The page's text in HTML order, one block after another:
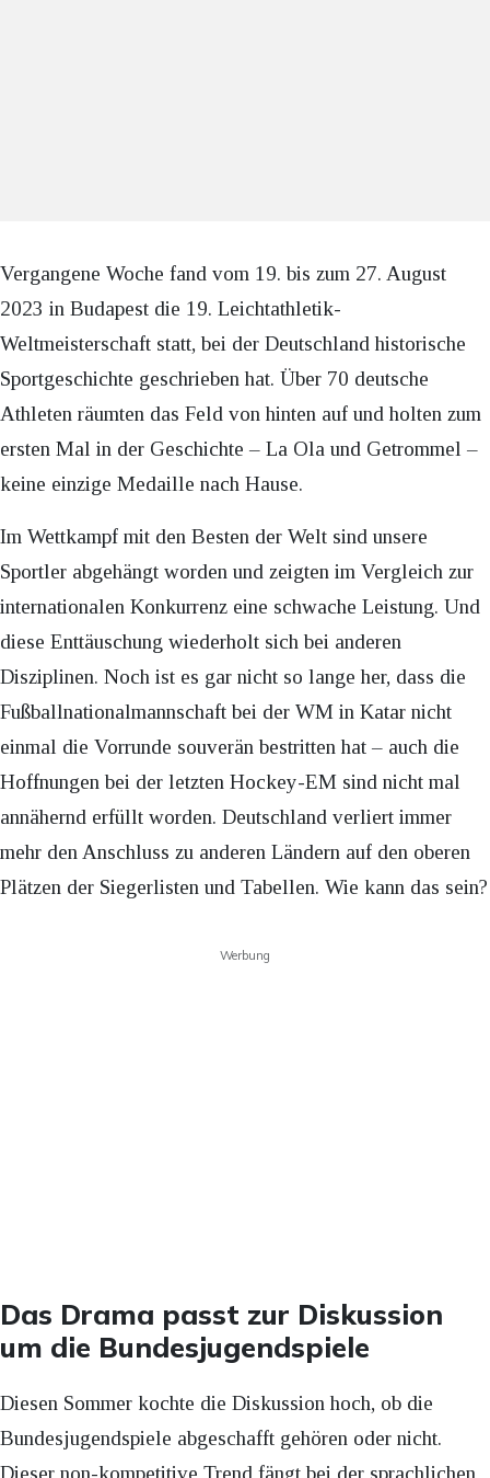
Vergangene Woche fand vom 19. bis zum 27. August
2023 in Budapest die 19. Leichtathletik-
Weltmeisterschaft statt, bei der Deutschland historische
Sportgeschichte geschrieben hat. Über 70 deutsche
Athleten räumten das Feld von hinten auf und holten zum
ersten Mal in der Geschichte – La Ola und Getrommel –
keine einzige Medaille nach Hause.
Im Wettkampf mit den Besten der Welt sind unsere
Sportler abgehängt worden und zeigten im Vergleich zur
internationalen Konkurrenz eine schwache Leistung. Und
diese Enttäuschung wiederholt sich bei anderen
Disziplinen. Noch ist es gar nicht so lange her, dass die
Fußballnationalmannschaft bei der WM in Katar nicht
einmal die Vorrunde souverän bestritten hat – auch die
Hoffnungen bei der letzten Hockey-EM sind nicht mal
annähernd erfüllt worden. Deutschland verliert immer
mehr den Anschluss zu anderen Ländern auf den oberen
Plätzen der Siegerlisten und Tabellen. Wie kann das sein?
Werbung
Das Drama passt zur Diskussion
um die Bundesjugendspiele
Diesen Sommer kochte die Diskussion hoch, ob die
Bundesjugendspiele abgeschafft gehören oder nicht.
Dieser non-kompetitive Trend fängt bei der sprachlichen